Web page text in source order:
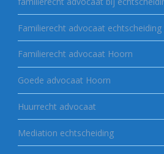
Familierecht advocaat
Familierecht advocaat Hoorn
Goede advocaat Hoorn
Huurrecht advocaat
Mediation echtscheiding